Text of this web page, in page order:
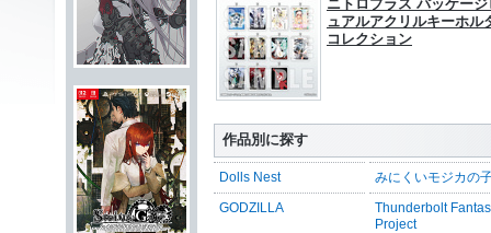
ニトロプラス パッケージ
ュアルアクリルキーホル
コレクション
作品別に探す
Dolls Nest みにくいモジカの
GODZILLA
Thunderbolt
Project